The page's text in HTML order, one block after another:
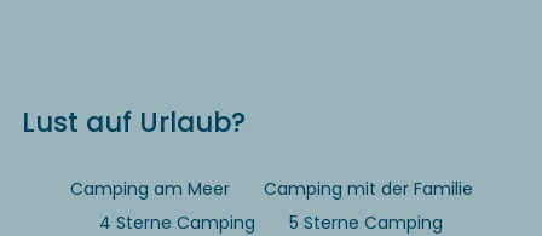
Lust auf Urlaub?
Camping am Meer
Camping mit der Familie
4 Sterne Camping
5 Sterne Camping